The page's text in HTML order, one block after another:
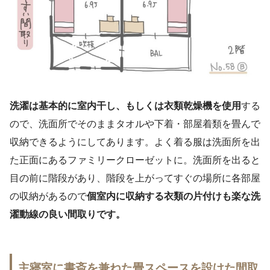
洗濯は基本的に室内干し、もしくは衣類乾燥機を使用する
ので、洗面所でそのままタオルや下着・部屋着類を畳んで
収納できるようにしてあります。よく着る服は洗面所を出
た正面にあるファミリークローゼットに。洗面所を出ると
目の前に階段があり、階段を上がってすぐの場所に各部屋
の収納があるので個室内に収納する衣類の片付けも楽な洗
濯動線の良い間取りです。